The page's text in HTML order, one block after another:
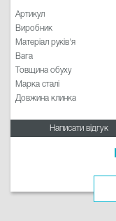
Артикул
Виробник
Матеріал руків'я
Вага
Товщина обуху
Марка сталі
Довжина клинка
Написати відгук